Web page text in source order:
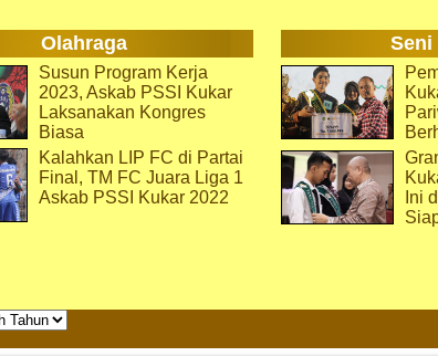
Olahraga Seni
Susun Program Kerja
2023, Askab PSSI Kukar
Laksanakan Kongres
Biasa
Kalahkan LIP FC di Partai
Final, TM FC Juara Liga 1
Askab PSSI Kukar 2022
Ini